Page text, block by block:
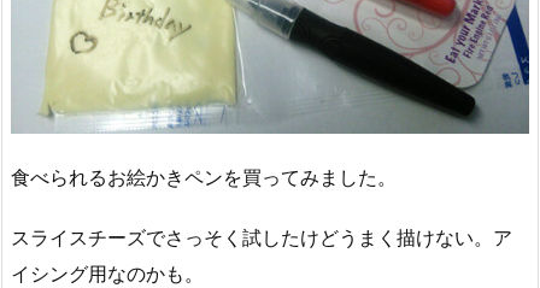
食べられるお絵かきペンを買ってみました。
スライスチーズでさっそく試したけどうまく描けない。ア
イシング用なのかも。